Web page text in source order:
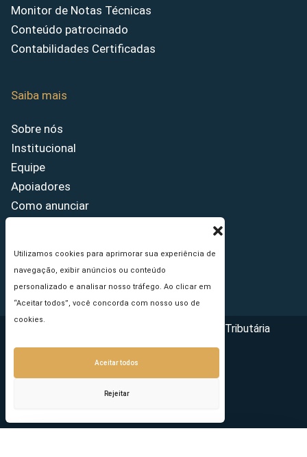
Utilizamos cookies para aprimorar sua experiência de
navegação, exibir anúncios ou conteúdo
personalizado e analisar nosso tráfego. Ao clicar em
“Aceitar todos”, você concorda com nosso uso de
cookies.
Aceitar todos
Rejeitar
Monitor de Notas Técnicas
Conteúdo patrocinado
Contabilidades Certificadas
Saiba mais
Sobre nós
Institucional
Equipe
Apoiadores
Como anunciar
Princípios Editoriais
Copyright © 2026 - Portal da Reforma Tributária